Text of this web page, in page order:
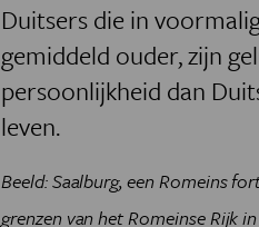
Duitsers die in
gemiddeld ouder, zijn
persoonlijkheid dan
leven.
Beeld: Saalburg, een Romeins
grenzen van het Romeinse Rijk